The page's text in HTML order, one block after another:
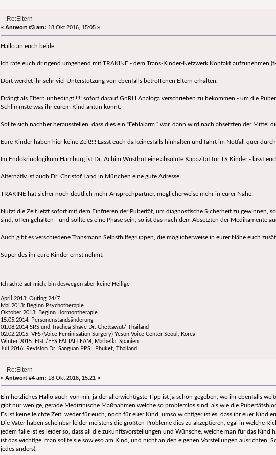
Re:Eltern
« Antwort #3 am: 18.Okt 2016, 15:05 »
Hallo an euch beide.
Ich rate euch dringend umgehend mit TRAKINE - dem Trans-Kinder-Netzwerk Kontakt aufzunehmen
Dort werdet ihr sehr viel Unterstützung von ebenfalls betroffenen Eltern erhalten.
Drängt als Eltern unbedingt !!!! sofort darauf GnRH Analoga verschrieben zu bekommen - um die
Schlimmste was ihr eurem Kind antun könnt.
Sollte sich nachher herausstellen, dass dies ein “Fehlalarm “ war, dann wird nach absetzten der Mittel
Eure Kinder haben hier keine Zeit!!!! Lasst euch da keinesfalls hinhalten und fahrt im Notfall quer
Im Endokrinologikum Hamburg ist Dr. Achim Wüsthof eine absolute Kapazität für TS Kinder - lasst
Alternativ ist auch Dr. Christof Land in München eine gute Adresse.
TRAKINE hat sicher noch deutlich mehr Ansprechpartner, möglicherweise mehr in eurer Nähe.
Nutzt die Zeit jetzt sofort mit dem Einfrieren der Pubertät, um diagnostische Sicherheit zu gewinnen,
sind, offen gehalten - und sollte es eine Phase sein, so ist das nach dem Absetzten der Medikamente
Auch gibt es verschiedene Transmann Selbsthilfegruppen, die möglicherweise in eurer Nähe euch
Super des ihr eure Kinder ernst nehmt.
Ich achte auf mich, bin deswegen aber keine Heilige
April 2013: Outing 24/7
Mai 2013: Beginn Psychotherapie
Oktober 2013: Beginn Hormontherapie
15.05.2014: Personenstandsänderung
01.08.2014 SRS und Trachea Shave Dr. Chettawut/ Thailand
02.02.2015: VFS (Voice Feminisation Surgery) Yeson Voice Center Seoul, Korea
Winter 2015: FGC/FFS FACIALTEAM, Marbella, Spanien
Juli 2016: Revision Dr. Sanguan PPSI, Phuket, Thailand
Re:Eltern
« Antwort #4 am: 18.Okt 2016, 15:21 »
Ein herzliches Hallo auch von mir, ja der allerwichtigste Tipp ist ja schon gegeben, wo ihr ebenfalls
gibt nur wenige, gerade Medizinische Maßnahmen welche so problemlos sind, als wie die
Es ist keine leichte Zeit, weder für euch, noch für euer Kind, umso wichtiger ist es, dass ihr euer Kind
Die Väter haben scheinbar leider meistens die größten Probleme dies zu akzeptieren, egal in welche
jedem falle ist es leider so, dass all die zukunftsvorstellungen und Wünsche, welche man für das
ist das wichtige, man sollte sie sowieso am Kind, und nicht an den eigenen Vorstellungen ausrichten.
jedes anders).